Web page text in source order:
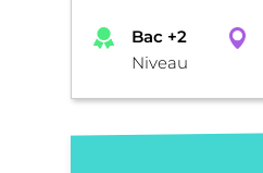
Bac +2
Niveau